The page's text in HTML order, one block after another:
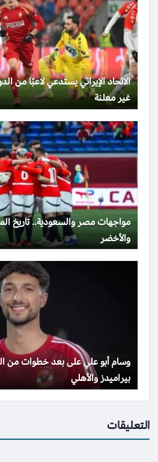
الاتحاد الإيراني يستدعي لاعبًا من
غير معلنة
مواجهات مصر والسعودية.. تاريخ
والأخضر
وسام أبو علي على بعد خطوات من
بيراميدز والأهلي
التعليقات